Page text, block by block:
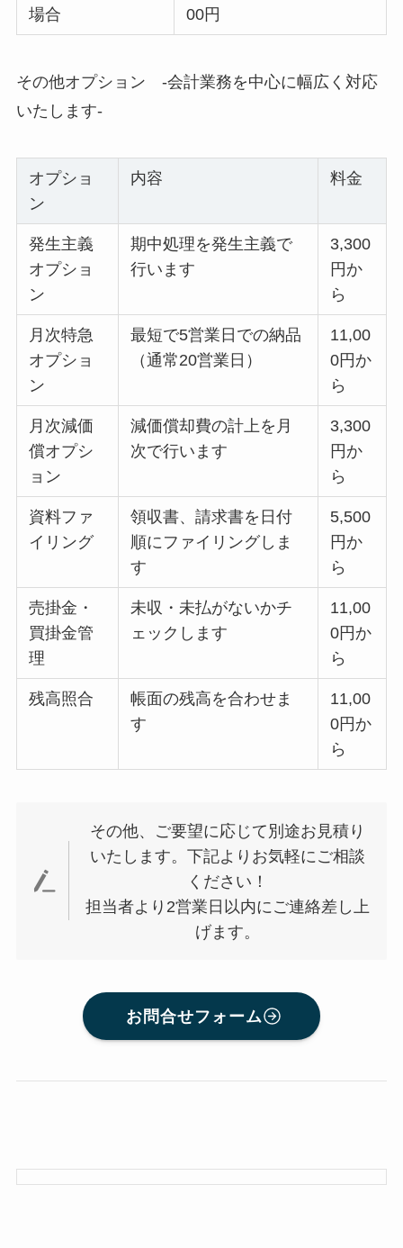
場合
00円
その他オプション ‐会計業務を中心に幅広く対応
いたします‐
オプショ
ン
内容 料金
発生主義
オプショ
ン
期中処理を発生主義で
行います
3,300
円か
ら
月次特急
オプショ
ン
最短で5営業日での納品
（通常20営業日）
11,00
0円か
ら
月次減価
償オプシ
ョン
減価償却費の計上を月
次で行います
3,300
円か
ら
資料ファ
イリング
領収書、請求書を日付
順にファイリングしま
す
5,500
円か
ら
売掛金・
買掛金管
理
未収・未払がないかチ
ェックします
11,00
0円か
ら
残高照合
帳面の残高を合わせま
す
11,00
0円か
ら
その他、ご要望に応じて別途お見積り
いたします。下記よりお気軽にご相談
ください！
担当者より2営業日以内にご連絡差し上
げます。
お問合せフォーム